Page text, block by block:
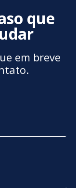
que
em breve